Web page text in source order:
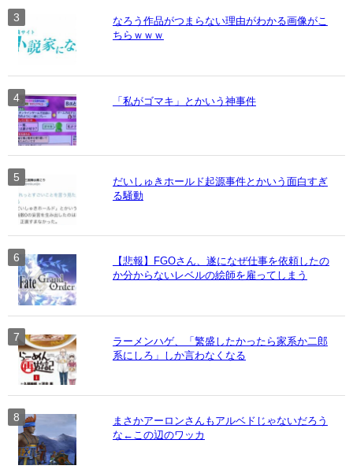
なろう作品がつまらない理由がわかる画像がこ
ちらｗｗｗ
「私がゴマキ」とかいう神事件
だいしゅきホールド起源事件とかいう面白すぎ
る騒動
【悲報】FGOさん、遂になぜ仕事を依頼したの
か分からないレベルの絵師を雇ってしまう
ラーメンハゲ、「繁盛したかったら家系か二郎
系にしろ」しか言わなくなる
まさかアーロンさんもアルベドじゃないだろう
な←この辺のワッカ